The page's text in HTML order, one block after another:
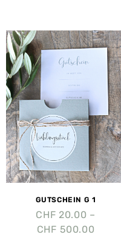
GUTSCHEIN G 1
CHF 20.00 –
CHF 500.00